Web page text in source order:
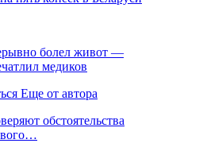
болел живот —
медиков
Еще от автора
обстоятельства